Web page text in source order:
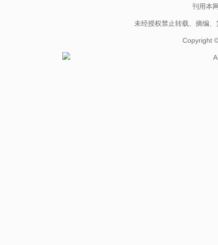
刊用本
未经授权禁止转载、摘编
Copyright